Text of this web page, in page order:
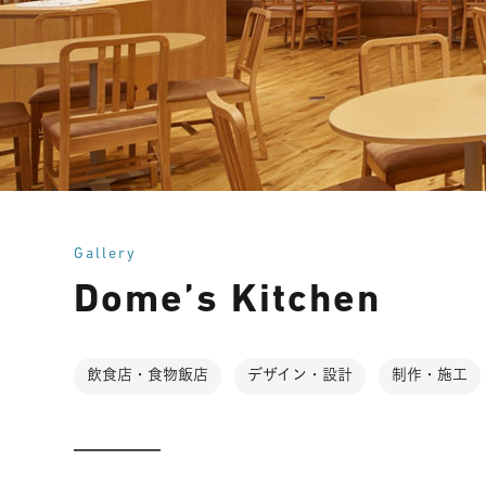
Gallery
Dome’s Kitchen
飲食店・食物飯店 デザイン・設計 制作・施工